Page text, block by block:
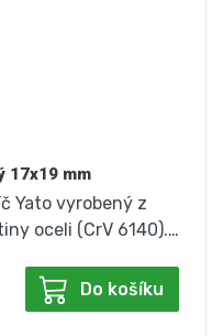
17x19 mm
Yato vyrobený z
oceli (CrV 6140).…
Do košíku